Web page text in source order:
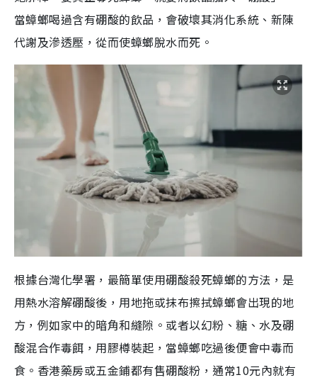
當蟑螂喝過含有硼酸的飲品，會破壞其消化系統、新陳
代謝及滲透壓，從而使蟑螂脫水而死。
根據台灣化學署，最簡單使用硼酸殺死蟑螂的方法，是
用熱水溶解硼酸後，用地拖或抹布擦拭蟑螂會出現的地
方，例如家中的暗角和縫隙。或者以幻粉、糖、水及硼
酸混合作毒餌，用膠樽裝起，當蟑螂吃過後便會中毒而
食。香港藥房或五金鋪都有售硼酸粉，通常10元內就有